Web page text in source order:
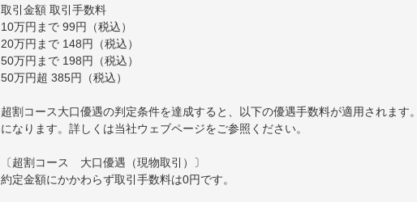
取引金額 取引手数料
10万円まで 99円（税込）
20万円まで 148円（税込）
50万円まで 198円（税込）
50万円超 385円（税込）
超割コース大口優遇の判定条件を達成すると、以下の優遇手数料が適用されま
になります。詳しくは当社ウェブページをご参照ください。
〔超割コース 大口優遇（現物取引）〕
約定金額にかかわらず取引手数料は0円です。